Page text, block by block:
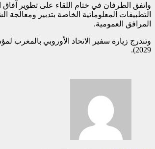
واتفق الطرفان في ختام اللقاء على تطوير
التطبيقات المعلوماتية الخاصة بتدبير
المرافق العمومية.
2029).